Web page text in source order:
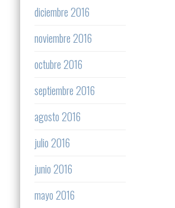
diciembre 2016
noviembre 2016
octubre 2016
septiembre 2016
agosto 2016
julio 2016
junio 2016
mayo 2016